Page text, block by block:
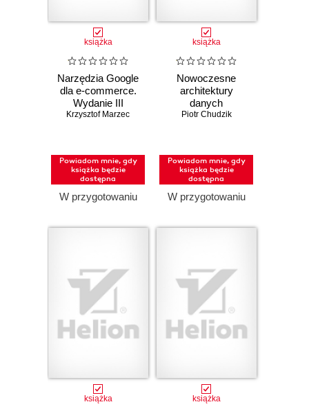
książka
Narzędzia Google
dla e-commerce.
Wydanie III
poszerzone
Krzysztof Marzec
Powiadom mnie, gdy
książka będzie
dostępna
W przygotowaniu
książka
Nowoczesne
architektury
danych
Piotr Chudzik
Powiadom mnie, gdy
książka będzie
dostępna
W przygotowaniu
książka książka